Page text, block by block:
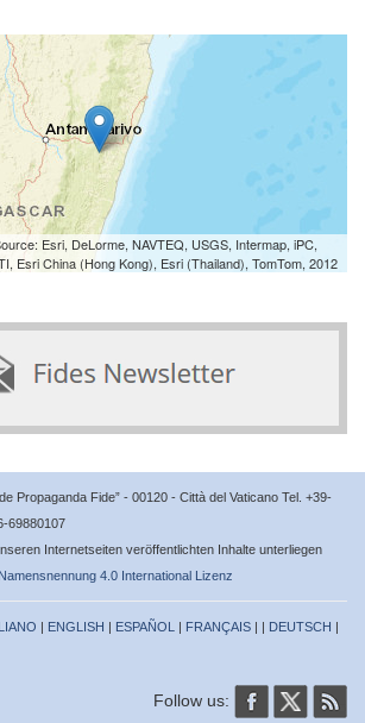
Esri, DeLorme, NAVTEQ, USGS, Intermap, iPC,
Esri China (Hong Kong), Esri (Thailand), TomTom, 2012
Propaganda Fide” - 00120 - Città del Vaticano Tel. +39-
69880107
Internetseiten veröffentlichten Inhalte unterliegen
4.0 International Lizenz
| ENGLISH | ESPAÑOL | FRANÇAIS | | DEUTSCH |
Follow us: